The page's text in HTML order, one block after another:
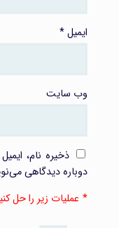
ایمیل*
وب‌ سایت
ذخیره نام،
دوباره دیدگاهی
عملیات زیر را حل